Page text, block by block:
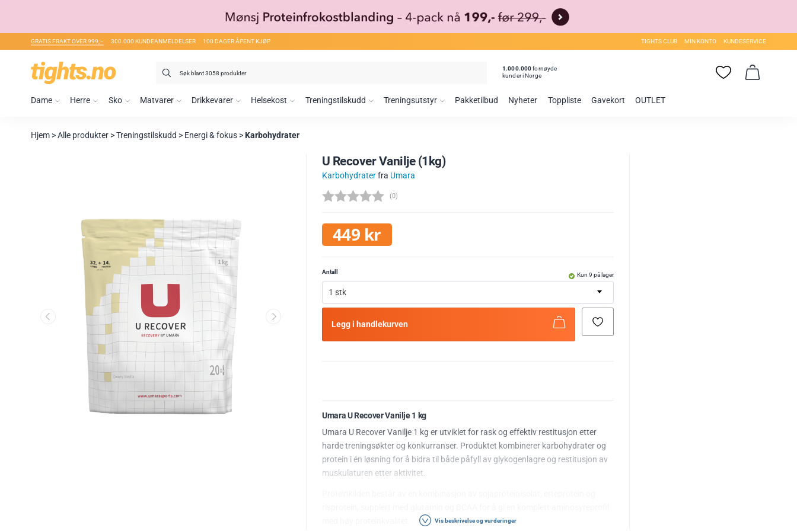
GRATIS FRAKT OVER 999,– 300.000 KUNDEANMELDELSER 100 DAGER ÅPENT KJØP TIGHTS CLUB MIN KONTO KUNDESERVICE
Søk
1.000.000fornøyde
kunder i Norge
Dame Herre Sko Matvarer Drikkevarer Helsekost Treningstilskudd Treningsutstyr Pakketilbud Nyheter Toppliste Gavekort OUTLET
Hjem >Alle produkter >Treningstilskudd > Energi & fokus >Karbohydrater
U Recover Vanilje (1kg)
Karbohydraterfra Umara
(stemmer:
0)
449 kr
Kun 9 på lager
Antall
1 stk
Legg i handlekurven
Umara U Recover Vanilje 1 kg
Umara U Recover Vanilje 1 kg er utviklet for rask og effektiv restitusjon etter
harde treningsøkter og konkurranser. Produktet kombinerer karbohydrater og
protein i én løsning for å bidra til både påfyll av glykogenlagre og restitusjon av
muskulaturen etter aktivitet.
Vis beskrivelse og vurderinger